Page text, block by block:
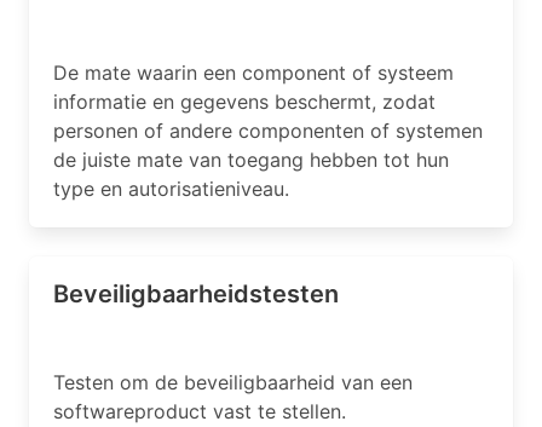
De mate waarin een component of systeem
informatie en gegevens beschermt, zodat
personen of andere componenten of systemen
de juiste mate van toegang hebben tot hun
type en autorisatieniveau.
Beveiligbaarheidstesten
Testen om de beveiligbaarheid van een
softwareproduct vast te stellen.